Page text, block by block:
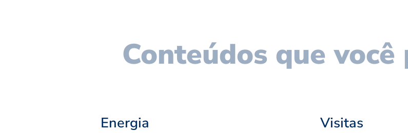
Conteúdos que
Energia Visitas